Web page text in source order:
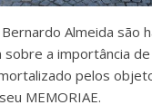
Bernardo Almeida são
sobre a importância
pelos
MEMORIAE.